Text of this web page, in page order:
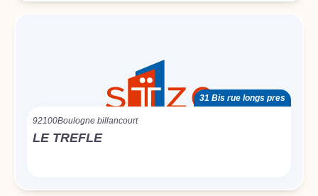
31 Bis rue longs pres
92100Boulogne billancourt
LE TREFLE